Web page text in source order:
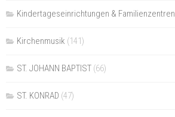
Kindertageseinrichtungen & Familienzentren
Kirchenmusik (141)
ST. JOHANN BAPTIST(66)
ST. KONRAD (47)